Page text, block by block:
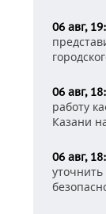
06 авг,
06 авг,
работу
Казани
06 авг,